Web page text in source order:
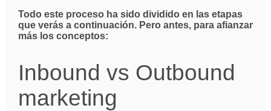
Todo este proceso ha sido dividido en las etapas
que verás a continuación. Pero antes, para afianzar
más los conceptos:
Inbound vs Outbound
marketing